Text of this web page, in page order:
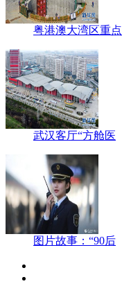
粤港澳大湾区重点
武汉客厅“方舱医
图片故事：“90后